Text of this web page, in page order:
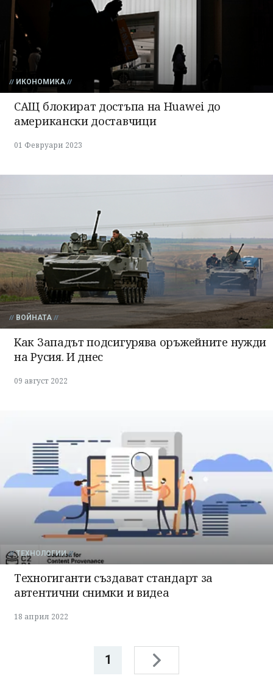
ИКОНОМИКА
САЩ блокират достъпа на Huawei до
американски доставчици
01 Февруари 2023
ВОЙНАТА
Как Западът подсигурява оръжейните нужди
на Русия. И днес
09 август 2022
ТЕХНОЛОГИИ
Техногиганти създават стандарт за
автентични снимки и видеа
18 април 2022
1